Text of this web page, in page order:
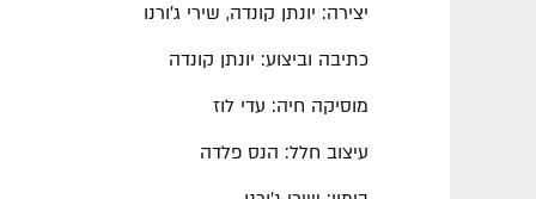
יצירה: יונתן קונדה, שירי ג'ורנו
כתיבה וביצוע: יונתן קונדה
מוסיקה חיה: עדי לוז
עיצוב חלל: הנס פלדה